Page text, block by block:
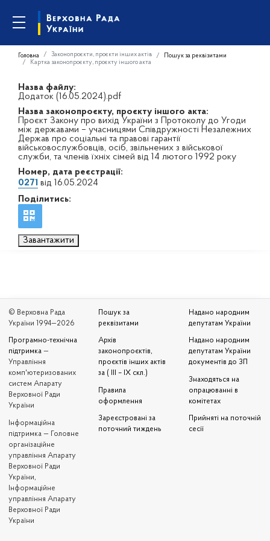
Головна Законопроєкти, проєкти інших актів
Пошук за реквізитами
Картка законопроєкту, проєкту іншого акта
Назва файлу:
Додаток (16.05.2024).pdf
Назва законопроєкту, проєкту іншого акта:
Проєкт Закону про вихід України з Протоколу до Угоди
між державами – учасницями Співдружності Незалежних
Держав про соціальні та правові гарантії
військовослужбовців, осіб, звільнених з військової
служби, та членів їхніх сімей від 14 лютого 1992 року
Номер, дата реєстрації:
0271 від 16.05.2024
Поділитись:
Завантажити
© Верховна Рада
України 1994—2026
Програмно-технічна
підтримка —
Управління
комп'ютеризованих
систем Апарату
Верховної Ради
України
Iнформаційна
підтримка — Головне
організаційне
управління Апарату
Верховної Ради
України,
Інформаційне
управління Апарату
Верховної Ради
України
Пошук за
реквізитами
Архів
законопроєктів,
проєктів інших актів
за ( III – IX скл.)
Правила
оформлення
Зареєстровані за
поточний тиждень
Надано народним
депутатам України
Надано народним
депутатам України
документів до ЗП
Знаходяться на
опрацюванні в
комітетах
Прийняті на поточній
сесії